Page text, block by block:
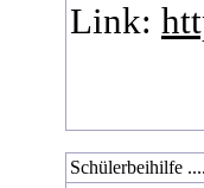
Link:
Schülerbeihilfe